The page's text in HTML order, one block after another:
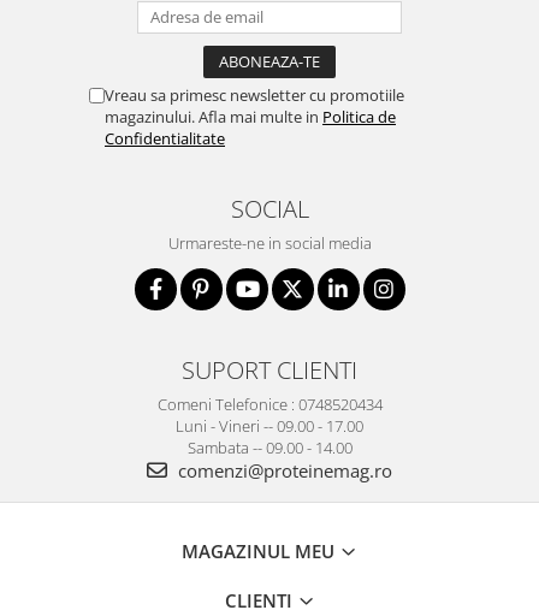
Vreau sa primesc newsletter cu promotiile
magazinului. Afla mai multe in Politica de
Confidentialitate
SOCIAL
Urmareste-ne in social media
SUPORT CLIENTI
Comeni Telefonice : 0748520434
Luni - Vineri -- 09.00 - 17.00
Sambata -- 09.00 - 14.00
comenzi@proteinemag.ro
MAGAZINUL MEU
CLIENTI